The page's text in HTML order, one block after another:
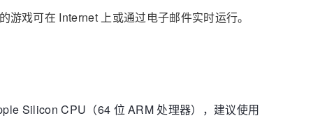
戏可在 Internet 上或通过电子邮件实时运行。
Silicon CPU（64 位 ARM 处理器），建议使用